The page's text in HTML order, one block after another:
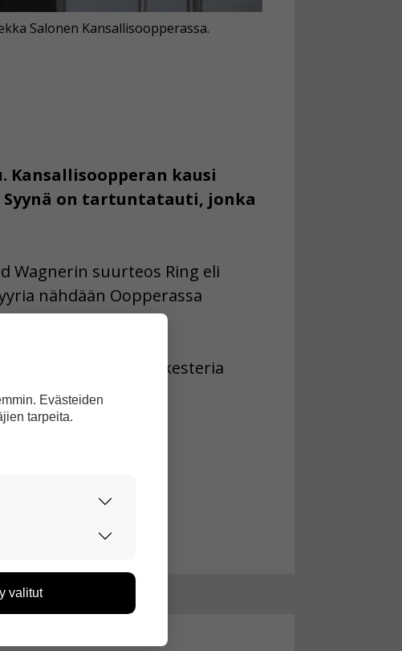
kausi
Syynä on tartuntatauti, jonka
Salonen Kansallisoopperassa.
Wagnerin suurteos Ring eli
nähdään Oopperassa
Reininkullan orkesteria
Evästeiden
tarpeita.
ja turvallisesti.
Tietoa kerätään
liikutaan. Emme
valitut